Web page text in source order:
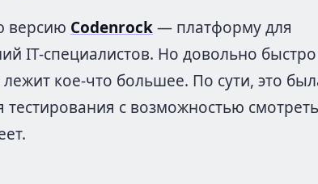
версию Codenrock— платформу для
IT-специалистов. Но довольно быстро
кое-что большее. По сути, это
тестирования с возможностью